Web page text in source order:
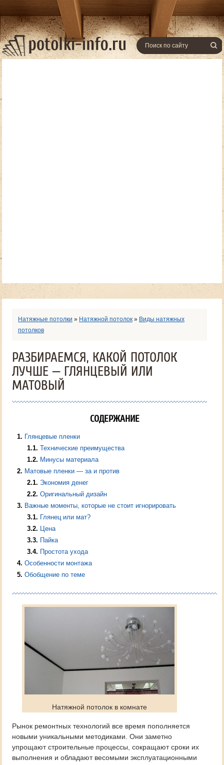
Натяжные потолки » Натяжной потолок » Виды натяжных
потолков
РАЗБИРАЕМСЯ, КАКОЙ ПОТОЛОК
ЛУЧШЕ — ГЛЯНЦЕВЫЙ ИЛИ
МАТОВЫЙ
СОДЕРЖАНИЕ
1
Глянцевые пленки
1.1 Технические преимущества
1.2
Минусы материала
2
Матовые пленки — за и против
2.1
Экономия денег
2.2 Оригинальный дизайн
3
Важные моменты, которые не стоит игнорировать
3.1
Глянец или мат?
3.2
Цена
3.3
Пайка
3.4
Простота ухода
4 Особенности монтажа
5 Обобщение по теме
Натяжной потолок в комнате
Рынок ремонтных технологий все время пополняется
новыми уникальными методиками. Они заметно
упрощают строительные процессы, сокращают сроки их
выполнения и обладают весомыми эксплуатационными